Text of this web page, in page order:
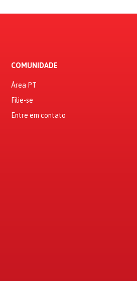
COMUNIDADE
Área PT
Filie-se
Entre em contato